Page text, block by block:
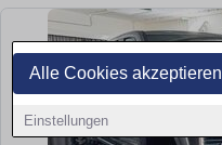
Alle Cookies akzeptieren
Einstellungen